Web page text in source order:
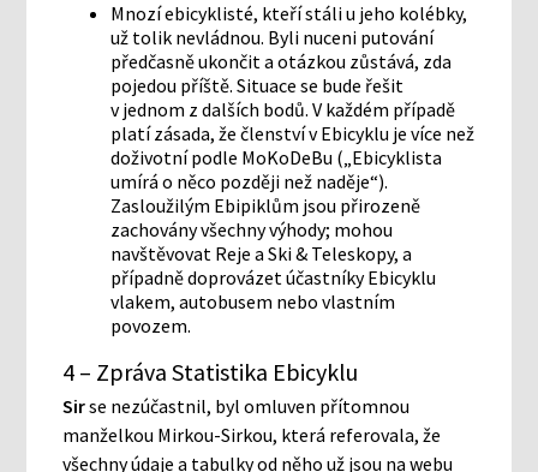
Mnozí ebicyklisté, kteří stáli u jeho kolébky,
už tolik nevládnou. Byli nuceni putování
předčasně ukončit a otázkou zůstává, zda
pojedou příště. Situace se bude řešit
v jednom z dalších bodů. V každém případě
platí zásada, že členství v Ebicyklu je více než
doživotní podle MoKoDeBu („Ebicyklista
umírá o něco později než naděje“).
Zasloužilým Ebipiklům jsou přirozeně
zachovány všechny výhody; mohou
navštěvovat Reje a Ski & Teleskopy, a
případně doprovázet účastníky Ebicyklu
vlakem, autobusem nebo vlastním
povozem.
4 – Zpráva Statistika Ebicyklu
Sirse nezúčastnil, byl omluven přítomnou
manželkou Mirkou-Sirkou, která referovala, že
všechny údaje a tabulky od něho už jsou na webu